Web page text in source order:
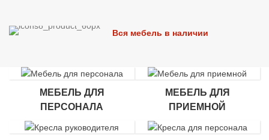
Вся мебель в наличии
МЕБЕЛЬ ДЛЯ
ПЕРСОНАЛА
МЕБЕЛЬ ДЛЯ
ПРИЕМНОЙ